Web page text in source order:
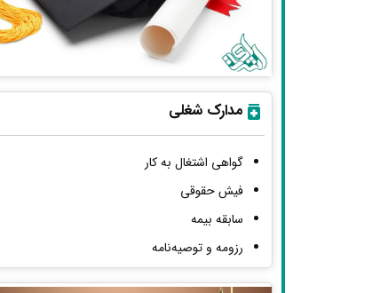
مدارک شغلی
گواهی اشتغال به کار
فیش حقوقی
سابقه بیمه
رزومه و توصیه‌نامه